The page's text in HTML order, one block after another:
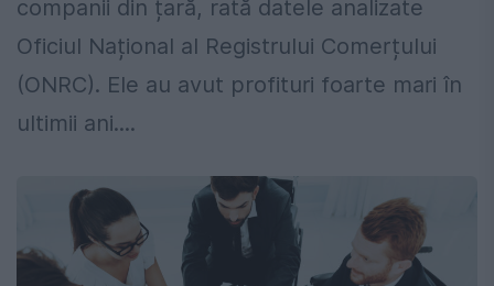
companii din țară, rată datele analizate
Oficiul Național al Registrului Comerțului
(ONRC). Ele au avut profituri foarte mari în
ultimii ani....